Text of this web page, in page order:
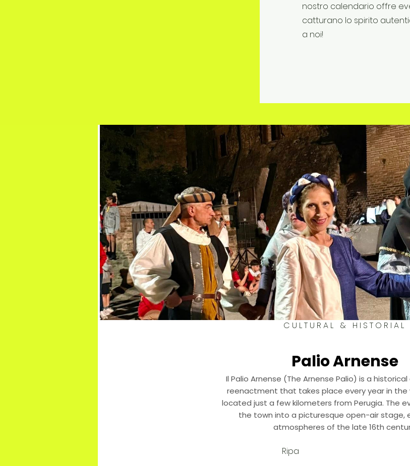
nostro calendario offre
catturano lo spirito
a noi!
CULTURAL & HISTORIAL
Palio Arnense
Il Palio Arnense (The Arnense Palio) is a
reenactment that takes place every year in the
located just a few kilometers from Perugia. The
the town into a picturesque open-air stage,
atmospheres of the late 16th
Ripa